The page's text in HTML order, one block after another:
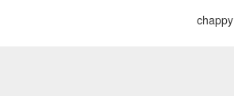
chappy